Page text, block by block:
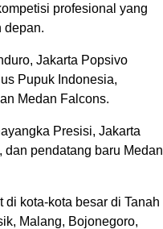
profesional yang
depan.
Jakarta Popsivo
Pupuk Indonesia,
Medan Falcons.
Presisi, Jakarta
dan pendatang baru Medan
kota-kota besar di Tanah
Malang, Bojonegoro,